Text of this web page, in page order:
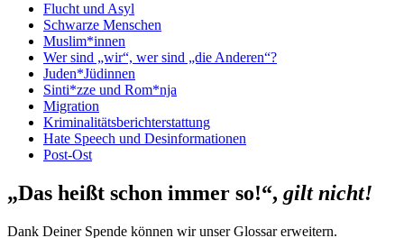
Flucht und Asyl
Schwarze Menschen
Muslim*innen
Wer sind „wir“, wer sind „die Anderen“?
Juden*Jüdinnen
Sinti*zze und Rom*nja
Migration
Kriminalitätsberichterstattung
Hate Speech und Desinformationen
Post-Ost
„Das heißt schon immer so!“, gilt nicht!
Dank Deiner Spende können wir unser Glossar erweitern.